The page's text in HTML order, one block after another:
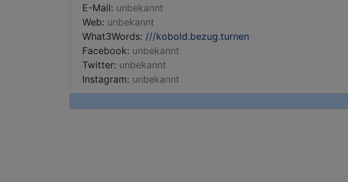
E-Mail: unbekannt
Web: unbekannt
What3Words: ///kobold.bezug.turnen
Facebook: unbekannt
Twitter: unbekannt
Instagram: unbekannt